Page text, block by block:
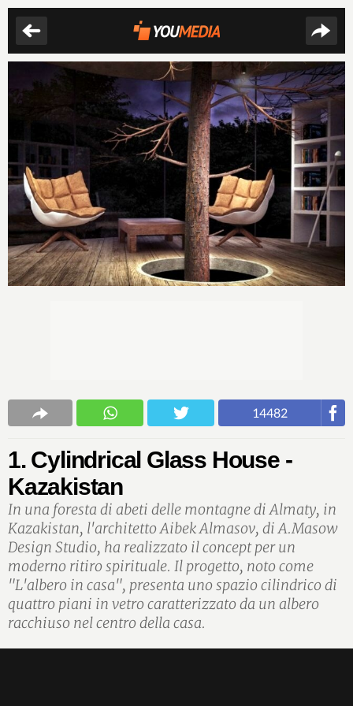
14482
1. Cylindrical Glass House -
Kazakistan
In una foresta di abeti delle montagne di Almaty, in
Kazakistan, l'architetto Aibek Almasov, di A.Masow
Design Studio, ha realizzato il concept per un
moderno ritiro spirituale. Il progetto, noto come
"L'albero in casa", presenta uno spazio cilindrico di
quattro piani in vetro caratterizzato da un albero
racchiuso nel centro della casa.